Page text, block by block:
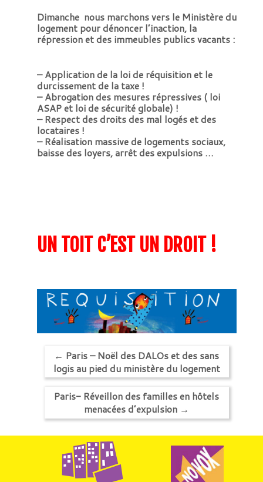
Dimanche nous marchons vers le Ministère du
logement pour dénoncer l’inaction, la
répression et des immeubles publics vacants :
– Application de la loi de réquisition et le
durcissement de la taxe !
– Abrogation des mesures répressives ( loi
ASAP et loi de sécurité globale) !
– Respect des droits des mal logés et des
locataires !
– Réalisation massive de logements sociaux,
baisse des loyers, arrêt des expulsions …
UN TOIT C’EST UN DROIT !
← Paris – Noël des DALOs et des sans
logis au pied du ministère du logement
Paris- Réveillon des familles en hôtels
menacées d’expulsion →